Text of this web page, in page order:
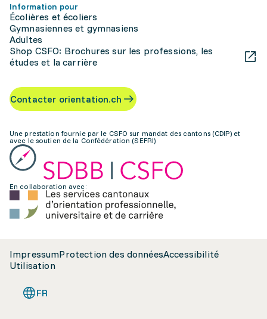
Information pour
Écolières et écoliers
Gymnasiennes et gymnasiens
Adultes
Shop CSFO: Brochures sur les professions, les
études et la carrière
Contacter orientation.ch
Une prestation fournie par le CSFO sur mandat des cantons (CDIP) et
avec le soutien de la Confédération (SEFRI)
En collaboration avec:
ImpressumProtection des donnéesAccessibilité
Utilisation
FR